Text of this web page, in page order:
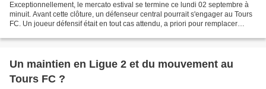
Exceptionnellement, le mercato estival se termine ce lundi 02 septembre à
minuit. Avant cette clôture, un défenseur central pourrait s'engager au Tours
FC. Un joueur défensif était en tout cas attendu, a priori pour remplacer
Un maintien en Ligue 2 et du mouvement au
Tours FC ?